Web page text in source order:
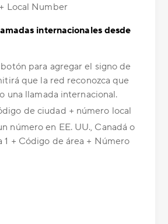
Local Number
internacionales desde
para agregar el signo de
que la red reconozca que
una llamada internacional.
de ciudad + número local
número en EE. UU., Canadá o
1 + Código de área + Número